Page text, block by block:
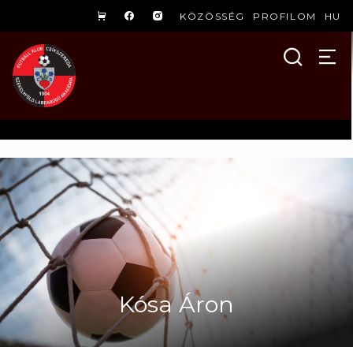
KÖZÖSSÉG PROFILOM HU
Kósa Áron